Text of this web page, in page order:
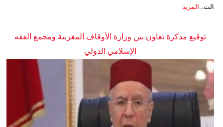
الت... المزيد
توقيع مذكرة تعاون بين وزارة الأوقاف المغربية ومجمع الفقه
الإسلامي الدولي